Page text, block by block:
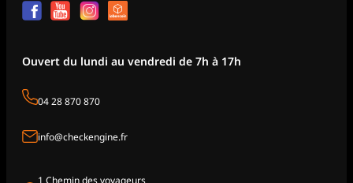
Ouvert du lundi au vendredi de 7h à 17h
04 28 870 870
info@checkengine.fr
1 Chemin des voyageurs